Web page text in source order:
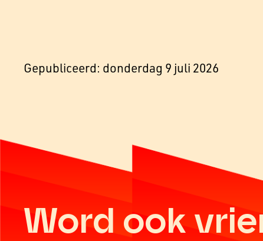
Gepubliceerd: donderdag 9 juli 2026
Word ook